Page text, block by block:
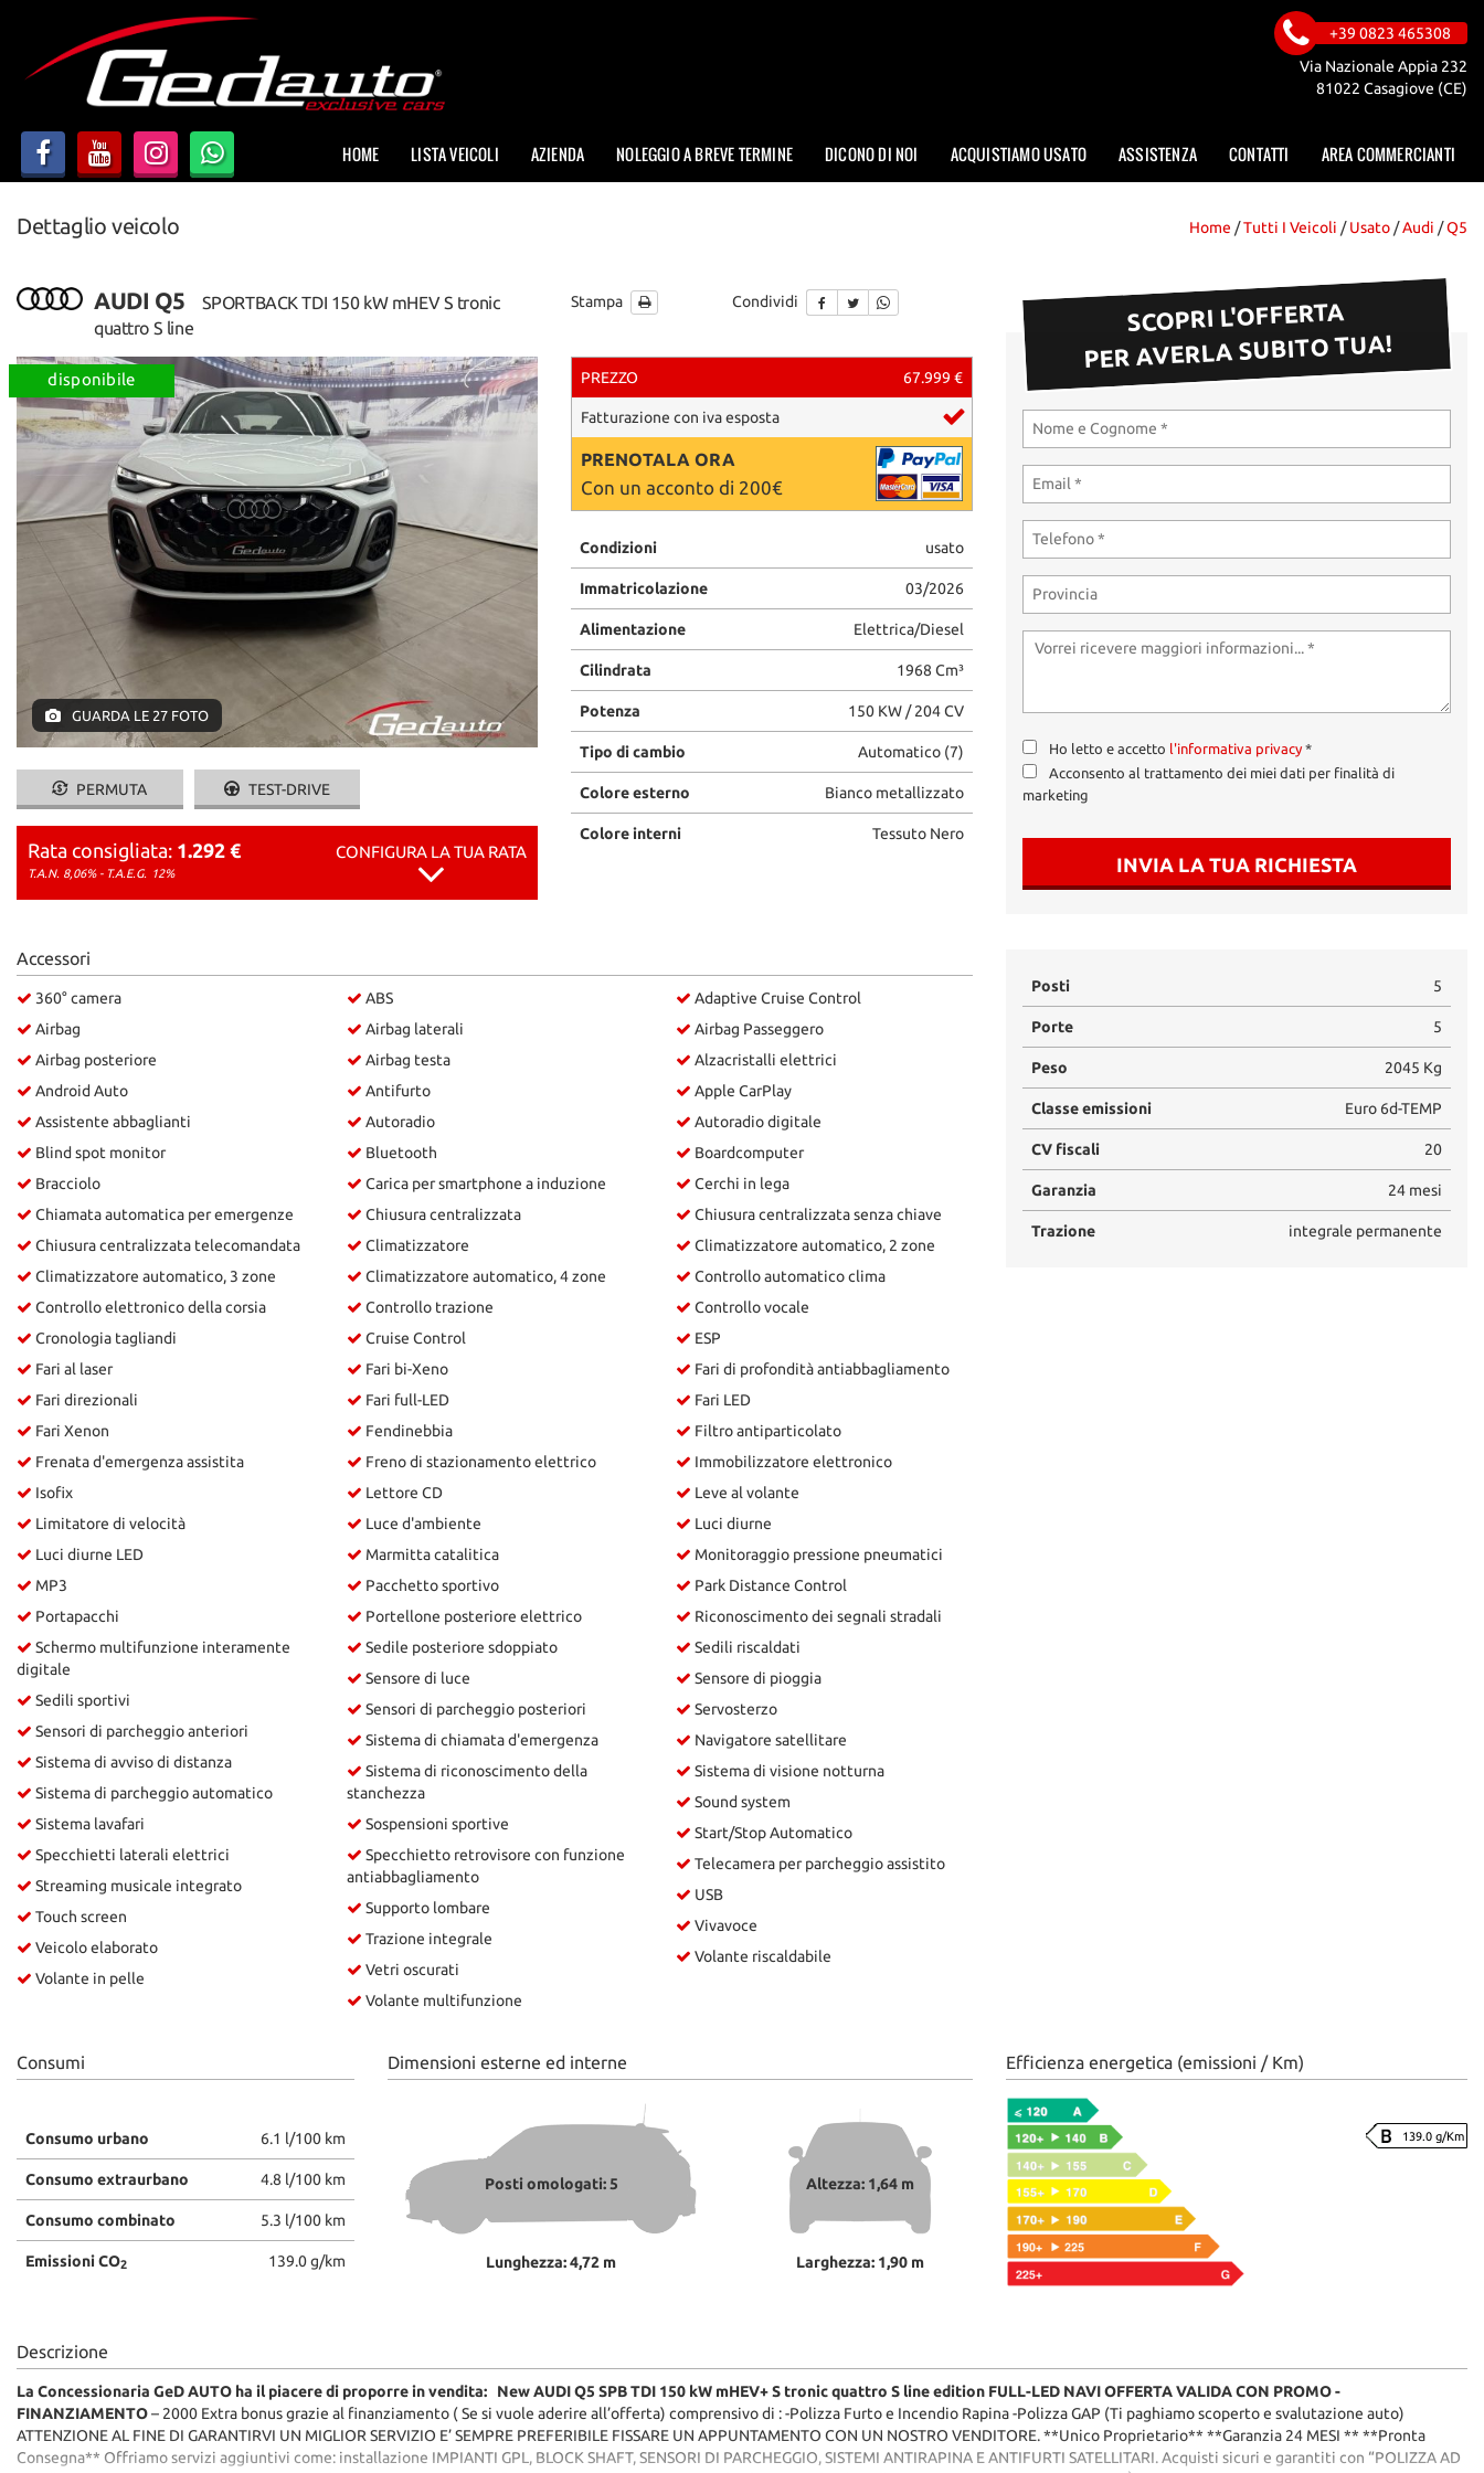
LISTA VEICOLI
AZIENDA
NOLEGGIO A BREVE TERMINE
DICONO DI NOI
ACQUISTIAMO USATO
ASSISTENZA
CONTATTI
AREA COMMERCIANTI
+39 0823 465308
Via Nazionale Appia 232
81022 Casagiove (CE)
HOME LISTA VEICOLI AZIENDA NOLEGGIO A BREVE TERMINE DICONO DI NOI ACQUISTIAMO USATO ASSISTENZA CONTATTI AREA COMMERCIANTI
Dettaglio veicolo Home /Tutti I Veicoli /Usato /Audi /Q5
AUDI Q5
SPORTBACK TDI 150 kW mHEV S tronic
quattro S line
Stampa Condividi
disponibile
GUARDA LE 27 FOTO
PERMUTA TEST-DRIVE
Rata consigliata: 1.292 €
T.A.N. 8,06% - T.A.E.G. 12%
CONFIGURA LA TUA RATA
PREZZO 67.999 €
Fatturazione con iva esposta
PRENOTALA ORA
Con un acconto di 200€
Condizioni usato
Immatricolazione 03/2026
Alimentazione Elettrica/Diesel
Cilindrata 1968 Cm³
Potenza 150 KW / 204 CV
Tipo di cambio Automatico (7)
Colore esterno Bianco metallizzato
Colore interni Tessuto Nero
SCOPRI L'OFFERTA
PER AVERLA SUBITO TUA!
Ho letto e accetto l'informativa privacy*
Acconsento al trattamento dei miei dati per finalità di
marketing
INVIA LA TUA RICHIESTA
Accessori
360° camera
Airbag
Airbag posteriore
Android Auto
Assistente abbaglianti
Blind spot monitor
Bracciolo
Chiamata automatica per emergenze
Chiusura centralizzata telecomandata
Climatizzatore automatico, 3 zone
Controllo elettronico della corsia
Cronologia tagliandi
Fari al laser
Fari direzionali
Fari Xenon
Frenata d'emergenza assistita
Isofix
Limitatore di velocità
Luci diurne LED
MP3
Portapacchi
Schermo multifunzione interamente
digitale
Sedili sportivi
Sensori di parcheggio anteriori
Sistema di avviso di distanza
Sistema di parcheggio automatico
Sistema lavafari
Specchietti laterali elettrici
Streaming musicale integrato
Touch screen
Veicolo elaborato
Volante in pelle
ABS
Airbag laterali
Airbag testa
Antifurto
Autoradio
Bluetooth
Carica per smartphone a induzione
Chiusura centralizzata
Climatizzatore
Climatizzatore automatico, 4 zone
Controllo trazione
Cruise Control
Fari bi-Xeno
Fari full-LED
Fendinebbia
Freno di stazionamento elettrico
Lettore CD
Luce d'ambiente
Marmitta catalitica
Pacchetto sportivo
Portellone posteriore elettrico
Sedile posteriore sdoppiato
Sensore di luce
Sensori di parcheggio posteriori
Sistema di chiamata d'emergenza
Sistema di riconoscimento della
stanchezza
Sospensioni sportive
Specchietto retrovisore con funzione
antiabbagliamento
Supporto lombare
Trazione integrale
Vetri oscurati
Volante multifunzione
Adaptive Cruise Control
Airbag Passeggero
Alzacristalli elettrici
Apple CarPlay
Autoradio digitale
Boardcomputer
Cerchi in lega
Chiusura centralizzata senza chiave
Climatizzatore automatico, 2 zone
Controllo automatico clima
Controllo vocale
ESP
Fari di profondità antiabbagliamento
Fari LED
Filtro antiparticolato
Immobilizzatore elettronico
Leve al volante
Luci diurne
Monitoraggio pressione pneumatici
Park Distance Control
Riconoscimento dei segnali stradali
Sedili riscaldati
Sensore di pioggia
Servosterzo
Navigatore satellitare
Sistema di visione notturna
Sound system
Start/Stop Automatico
Telecamera per parcheggio assistito
USB
Vivavoce
Volante riscaldabile
Posti 5
Porte 5
Peso 2045 Kg
Classe emissioni Euro 6d-TEMP
CV fiscali 20
Garanzia 24 mesi
Trazione integrale permanente
Consumi
Consumo urbano 6.1 l/100 km
Consumo extraurbano 4.8 l/100 km
Consumo combinato 5.3 l/100 km
Emissioni CO2 139.0 g/km
Dimensioni esterne ed interne
Posti omologati: 5
Lunghezza: 4,72 m
Altezza: 1,64 m
Larghezza: 1,90 m
Efficienza energetica (emissioni / Km)
139.0 g/Km
Descrizione
La Concessionaria GeD AUTO ha il piacere di proporre in vendita: New AUDI Q5 SPB TDI 150 kW mHEV+ S tronic quattro S line edition FULL-LED NAVIOFFERTA VALIDA CON PROMO -
FINANZIAMENTO– 2000 Extra bonus grazie al finanziamento ( Se si vuole aderire all’offerta) comprensivo di : -Polizza Furto e Incendio Rapina -Polizza GAP (Ti paghiamo scoperto e svalutazione auto)
ATTENZIONE AL FINE DI GARANTIRVI UN MIGLIOR SERVIZIO E’ SEMPRE PREFERIBILE FISSARE UN APPUNTAMENTO CON UN NOSTRO VENDITORE. **Unico Proprietario** **Garanzia 24 MESI ** **Pronta
Consegna** Offriamo servizi aggiuntivi come: installazione IMPIANTI GPL, BLOCK SHAFT, SENSORI DI PARCHEGGIO, SISTEMI ANTIRAPINA E ANTIFURTI SATELLITARI. Acquisti sicuri e garantiti con “POLIZZA AD